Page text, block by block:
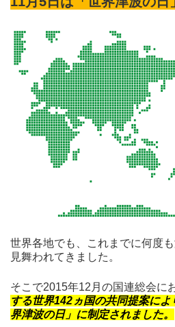
世界各地でも、これまでに何度
見舞われてきました。
そこで2015年12月の国連総会に
する世界142ヵ国の共同提案に
界津波の日」に制定されました。